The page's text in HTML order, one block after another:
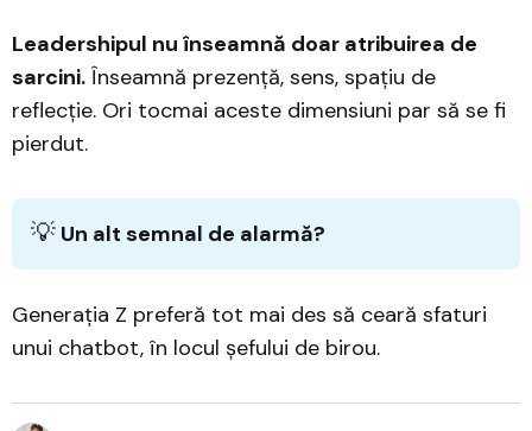
Leadershipul nu înseamnă doar atribuirea de
sarcini. Înseamnă prezență, sens, spațiu de
reflecție. Ori tocmai aceste dimensiuni par să se fi
pierdut.
💡 Un alt semnal de alarmă?
Generația Z preferă tot mai des să ceară sfaturi
unui chatbot, în locul șefului de birou.